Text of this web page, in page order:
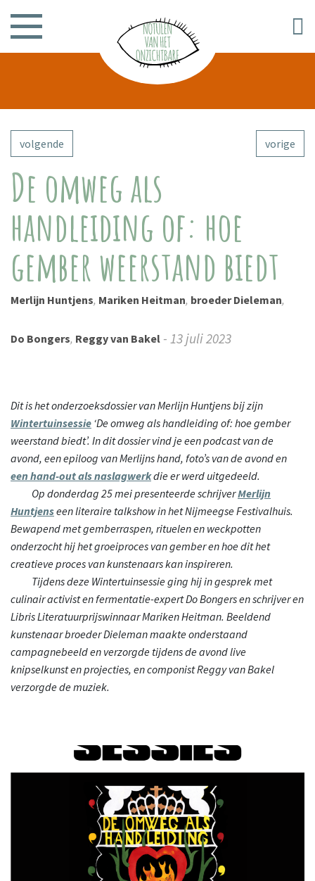
volgende vorige
De omweg als
handleiding of: hoe
gember weerstand biedt
Merlijn Huntjens, Mariken Heitman, broeder Dieleman,
Do Bongers, Reggy van Bakel - 13 juli 2023
Dit is het onderzoeksdossier van Merlijn Huntjens bij zijn
Wintertuinsessie ‘De omweg als handleiding of: hoe gember
weerstand biedt’. In dit dossier vind je een podcast van de
avond, een epiloog van Merlijns hand, foto’s van de avond en
een hand-out als naslagwerkdie er werd uitgedeeld.
Op donderdag 25 mei presenteerde schrijverMerlijn
Huntjenseen literaire talkshow in het Nijmeegse Festivalhuis.
Bewapend met gemberraspen, rituelen en weckpotten
onderzocht hij het groeiproces van gember en hoe dit het
creatieve proces van kunstenaars kan inspireren.
Tijdensdeze Wintertuinsessie ging hij in gesprek met
culinair activist en fermentatie-expert Do Bongers en schrijver en
Libris Literatuurprijswinnaar Mariken Heitman. Beeldend
kunstenaar broeder Dieleman maakte onderstaand
campagnebeeld en verzorgde tijdens de avond live
knipselkunst en projecties, en componist Reggy van Bakel
verzorgde de muziek.